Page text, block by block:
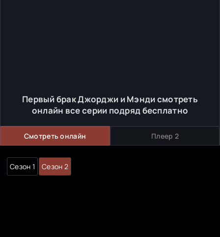
Первый брак Джорджи и Мэнди смотреть
онлайн все серии подряд бесплатно
Смотреть онлайн Плеер 2
Сезон 1 Сезон 2